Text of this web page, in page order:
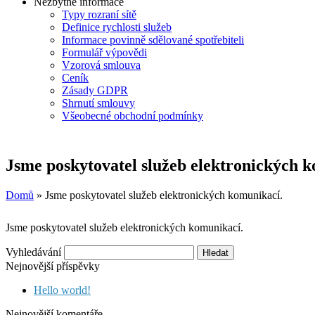
Typy rozraní sítě
Definice rychlosti služeb
Informace povinně sdělované spotřebiteli
Formulář výpovědi
Vzorová smlouva
Ceník
Zásady GDPR
Shrnutí smlouvy
Všeobecné obchodní podmínky
Jsme poskytovatel služeb elektronických
Domů » Jsme poskytovatel služeb elektronických komunikací.
Jsme poskytovatel služeb elektronických komunikací.
Vyhledávání
Nejnovější příspěvky
Hello world!